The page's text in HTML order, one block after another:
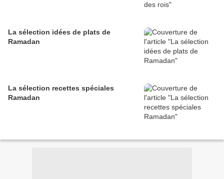
La sélection idées de plats de
Ramadan
La sélection recettes spéciales
Ramadan